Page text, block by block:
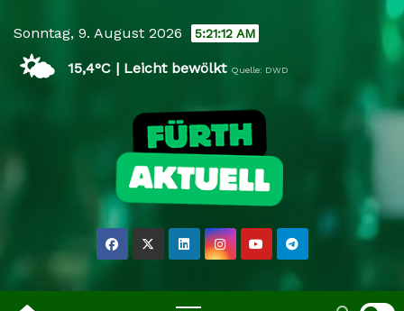
content
Sonntag, 9. August 2026 5:21:13 AM
🌤️ 15,4°C | Leicht bewölkt Quelle: DWD